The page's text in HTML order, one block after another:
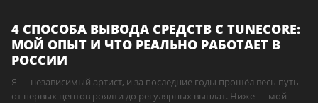
4 СПОСОБА ВЫВОДА СРЕДСТВ С TUNECORE:
МОЙ ОПЫТ И ЧТО РЕАЛЬНО РАБОТАЕТ В
РОССИИ
Я — независимый артист, и за последние годы прошёл весь путь
от первых центов роялти до регулярных выплат. Ниже — мой